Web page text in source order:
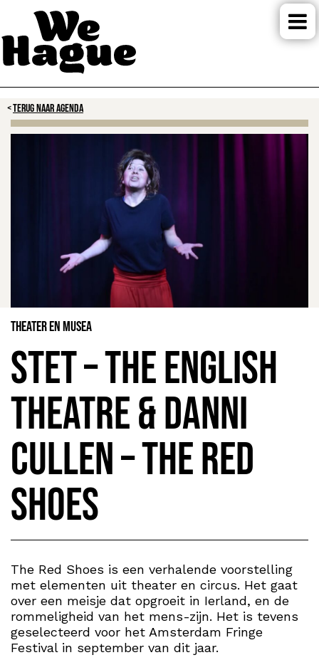
TERUG NAAR AGENDA
Theater en Musea
STET – The English
Theatre & Danni
Cullen – The Red
Shoes
The Red Shoes is een verhalende voorstelling
met elementen uit theater en circus. Het gaat
over een meisje dat opgroeit in Ierland, en de
rommeligheid van het mens-zijn. Het is tevens
geselecteerd voor het Amsterdam Fringe
Festival in september van dit jaar.